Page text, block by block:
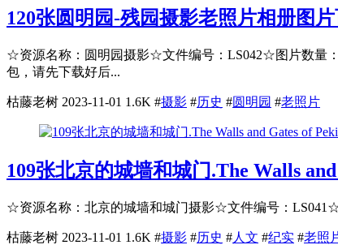
120张圆明园-残园摄影老照片相册图
☆资源名称：圆明园摄影☆文件编号：LS042☆图片数量
包，请先下载好后...
枯藤老树 2023-11-01 1.6K #摄影 #历史 #圆明园 #老照片
109张北京的城墙和城门.The Walls
☆资源名称：北京的城墙和城门摄影☆文件编号：
枯藤老树 2023-11-01 1.6K #摄影 #历史 #人文 #纪实 #老照